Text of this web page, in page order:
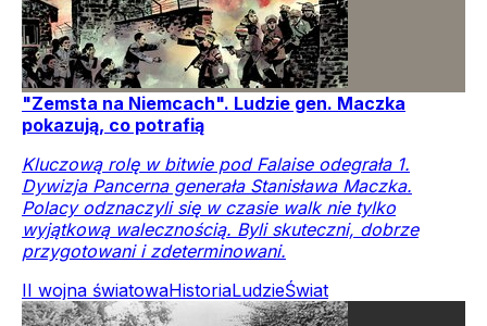
"Zemsta na Niemcach". Ludzie gen. Maczka
pokazują, co potrafią
Kluczową rolę w bitwie pod Falaise odegrała 1.
Dywizja Pancerna generała Stanisława Maczka.
Polacy odznaczyli się w czasie walk nie tylko
wyjątkową walecznością. Byli skuteczni, dobrze
przygotowani i zdeterminowani.
II wojna światowaHistoriaLudzieŚwiat